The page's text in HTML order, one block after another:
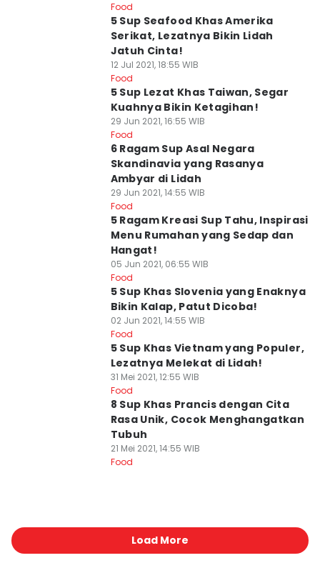
Food
5 Sup Seafood Khas Amerika
Serikat, Lezatnya Bikin Lidah
Jatuh Cinta!
12 Jul 2021, 18:55 WIB
Food
5 Sup Lezat Khas Taiwan, Segar
Kuahnya Bikin Ketagihan!
29 Jun 2021, 16:55 WIB
Food
6 Ragam Sup Asal Negara
Skandinavia yang Rasanya
Ambyar di Lidah
29 Jun 2021, 14:55 WIB
Food
5 Ragam Kreasi Sup Tahu, Inspirasi
Menu Rumahan yang Sedap dan
Hangat!
05 Jun 2021, 06:55 WIB
Food
5 Sup Khas Slovenia yang Enaknya
Bikin Kalap, Patut Dicoba!
02 Jun 2021, 14:55 WIB
Food
5 Sup Khas Vietnam yang Populer,
Lezatnya Melekat di Lidah!
31 Mei 2021, 12:55 WIB
Food
8 Sup Khas Prancis dengan Cita
Rasa Unik, Cocok Menghangatkan
Tubuh
21 Mei 2021, 14:55 WIB
Food
Load More